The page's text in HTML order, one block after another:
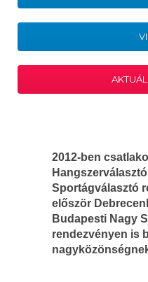
2012-ben
Sportágválasztó
először
Budapesti Nagy
rendezvényen is